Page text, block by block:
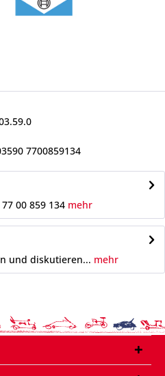
7700859134
00 859 134 mehr
und diskutieren... mehr